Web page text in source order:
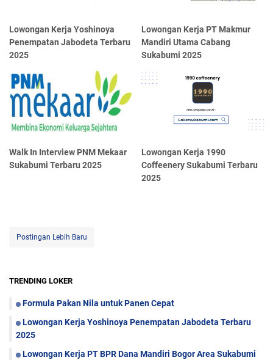
Lowongan Kerja Yoshinoya
Penempatan Jabodeta Terbaru
2025
Lowongan Kerja PT Makmur
Mandiri Utama Cabang
Sukabumi 2025
Walk In Interview PNM Mekaar
Sukabumi Terbaru 2025
Lowongan Kerja 1990
Coffeenery Sukabumi Terbaru
2025
Postingan Lebih Baru
TRENDING LOKER
Formula Pakan Nila untuk Panen Cepat
Lowongan Kerja Yoshinoya Penempatan Jabodeta Terbaru
2025
Lowongan Kerja PT BPR Dana Mandiri Bogor Area Sukabumi